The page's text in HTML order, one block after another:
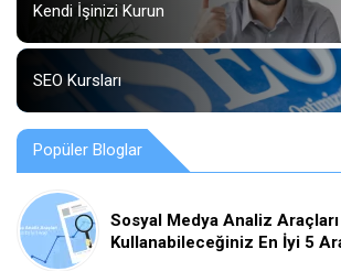
Kendi İşinizi Kurun
SEO Kursları
Popüler Bloglar
Sosyal Medya Analiz
Kullanabileceğiniz En İyi 5